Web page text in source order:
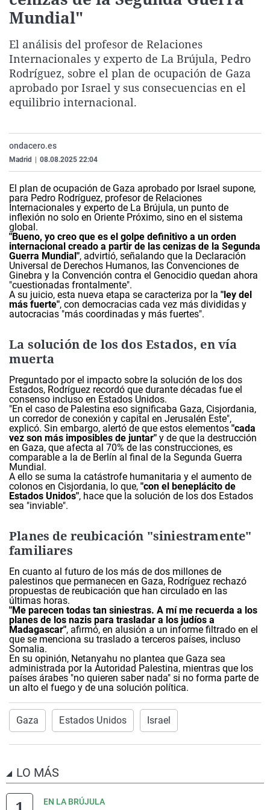
Como el perro y el
Equipo de
Operación Viuda
La Rioja
Navarra
País Vasco
Elecciones
Mundial"
El análisis del profesor de Relaciones
Internacionales y experto de La Brújula, Pedro
Rodríguez, sobre el plan de ocupación de Gaza
aprobado por Israel y sus consecuencias en el
equilibrio internacional.
ondacero.es
Madrid 08.08.2025 22:04
El plan de ocupación de Gaza aprobado por Israel supone,
para Pedro Rodríguez, profesor de Relaciones
Internacionales y experto de La Brújula, un punto de
inflexión no solo en Oriente Próximo, sino en el sistema
global.
"Bueno, yo creo que es el golpe definitivo a un orden
internacional creado a partir de las cenizas de la Segunda
Guerra Mundial", advirtió, señalando que la Declaración
Universal de Derechos Humanos, las Convenciones de
Ginebra y la Convención contra el Genocidio quedan ahora
"cuestionadas frontalmente".
A su juicio, esta nueva etapa se caracteriza por la "ley del
más fuerte", con democracias cada vez más divididas y
autocracias "más coordinadas y más fuertes".
La solución de los dos Estados, en vía
muerta
Preguntado por el impacto sobre la solución de los dos
Estados, Rodríguez recordó que durante décadas fue el
consenso incluso en Estados Unidos.
"En el caso de Palestina eso significaba Gaza, Cisjordania,
un corredor de conexión y capital en Jerusalén Este",
explicó. Sin embargo, alertó de que estos elementos "cada
vez son más imposibles de juntar" y de que la destrucción
en Gaza, que afecta al 70% de las construcciones, es
comparable a la de Berlín al final de la Segunda Guerra
Mundial.
A ello se suma la catástrofe humanitaria y el aumento de
colonos en Cisjordania, lo que, "con el beneplácito de
Estados Unidos", hace que la solución de los dos Estados
sea "inviable".
Planes de reubicación "siniestramente"
familiares
En cuanto al futuro de los más de dos millones de
palestinos que permanecen en Gaza, Rodríguez rechazó
propuestas de reubicación que han circulado en las
últimas horas.
"Me parecen todas tan siniestras. A mí me recuerda a los
planes de los nazis para trasladar a los judíos a
Madagascar", afirmó, en alusión a un informe filtrado en el
que se menciona su traslado a terceros países, incluso
Somalia.
En su opinión, Netanyahu no plantea que Gaza sea
administrada por la Autoridad Palestina, mientras que los
países árabes "no quieren saber nada" si no forma parte de
un alto el fuego y de una solución política.
Gaza Estados Unidos Israel
LO MÁS
EN LA BRÚJULA